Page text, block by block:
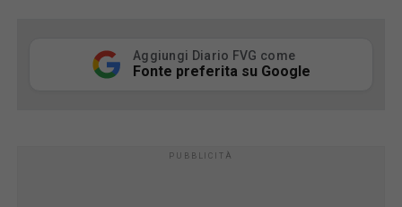
Aggiungi Diario FVG come
Fonte preferita su Google